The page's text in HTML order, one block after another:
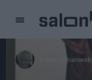
Robert Szmarowski